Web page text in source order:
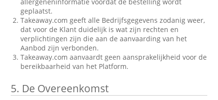
geplaatst.
Takeaway.com geeft alle Bedrijfsgegevens zodanig weer,
dat voor de Klant duidelijk is wat zijn rechten en
verplichtingen zijn die aan de aanvaarding van het
Aanbod zijn verbonden.
Takeaway.com aanvaardt geen aansprakelijkheid voor de
bereikbaarheid van het Platform.
5. De Overeenkomst